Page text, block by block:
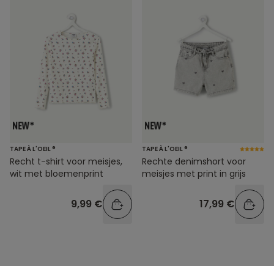
TAPE À L'OEIL ®
Recht t-shirt voor meisjes,
wit met bloemenprint
9,99 €
TAPE À L'OEIL ®
Rechte denimshort voor
meisjes met print in grijs
17,99 €